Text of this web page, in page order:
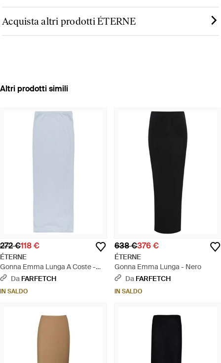
Acquista altri prodotti ÉTERNE
Altri prodotti simili
272 €118 €
ÉTERNE
Gonna Emma Lunga A Coste -
Bianco
Da FARFETCH
IN SALDO
638 €376 €
ÉTERNE
Gonna Emma Lunga - Nero
Da FARFETCH
IN SALDO